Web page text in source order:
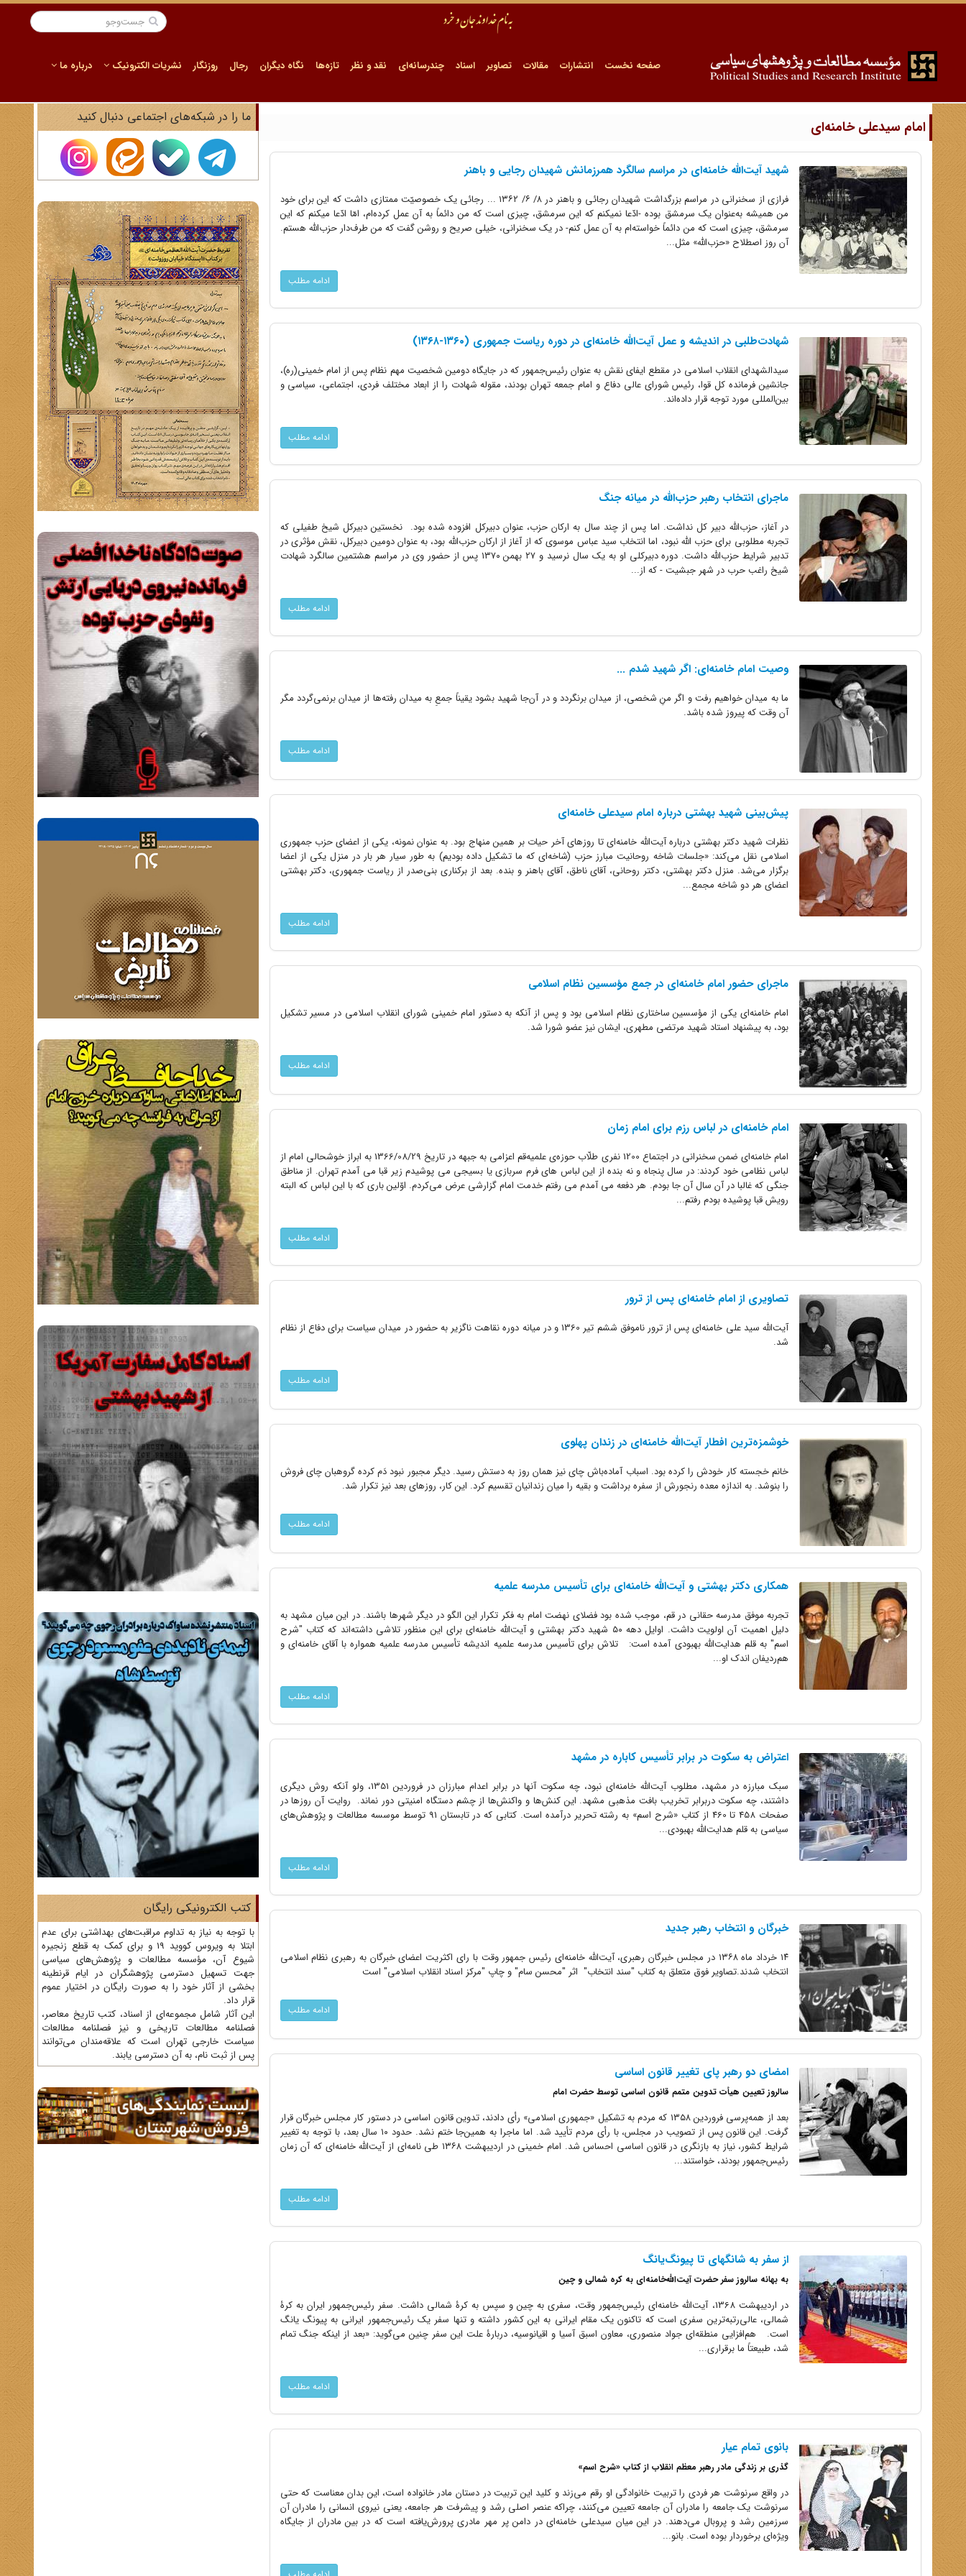
صفحه نخست انتشارات مقالات تصاویر اسناد چندرسانه‌ای نقد و نظر تازه‌ها نگاه دیگران رجال روزنگار نشریات الکترونیک درباره ما
امام سیدعلی خامنه‌ای
شهید آیت‌الله خامنه‌ای در مراسم سالگرد همرزمانش شهیدان رجایی و باهنر
فرازی از سخنرانى در مراسم بزرگداشت شهیدان رجائى و باهنر در ۸/ ۶/ ۱۳۶۲ ... رجائی یک خصوصیّت ممتازی داشت که این برای خود
من همیشه به‌عنوان یک سرمشق بوده -ادّعا نمیکنم که این سرمشق، چیزی است که من دائماً به آن عمل کرده‌ام، امّا ادّعا میکنم که این
سرمشق، چیزی است که من دائماً خواسته‌ام به آن عمل کنم- در یک سخنرانی، خیلی صریح و روشن گفت که من طرف‌دار حزب‌الله هستم.
آن روز اصطلاح «حزب‌الله» مثل...
ادامه مطلب
شهادت‌طلبی در اندیشه و عمل آیت‌الله خامنه‌ای در دوره ریاست جمهوری (۱۳۶۰-۱۳۶۸)
سیدالشهدای انقلاب اسلامی در مقطع ایفای نقش به عنوان رئیس‌جمهور که در جایگاه دومین شخصیت مهم نظام پس از امام خمینی(ره)،
جانشین فرمانده کل قوا، رئیس شورای عالی دفاع و امام جمعه تهران بودند، مقوله شهادت را از ابعاد مختلف فردی، اجتماعی، سیاسی و
بین‌المللی مورد توجه قرار داده‌اند.
ادامه مطلب
ماجرای انتخاب رهبر حزب‌الله در میانه جنگ
در آغاز، حزب‌الله دبیر کل نداشت. اما پس از چند سال به ارکان حزب، عنوان دبیرکل افزوده شده بود. نخستین دبیرکل شیخ طفیلی که
تجربه مطلوبی برای حزب الله نبود، اما انتخاب سید عباس موسوی که از آغاز از ارکان حزب‌الله بود، به عنوان دومین دبیرکل، نقش مؤثری در
تدبیر شرایط حزب‌الله داشت. دوره دبیرکلی او به یک سال نرسید و ۲۷ بهمن ۱۳۷۰ پس از حضور وی در مراسم هشتمین سالگرد شهادت
شیخ راغب حرب در شهر جبشیت - که از...
ادامه مطلب
وصیت امام خامنه‌ای: اگر شهید شدم ...
ما به میدان خواهیم رفت و اگر منِ شخصی، از میدان برنگردد و در آن‌جا شهید بشود یقیناً جمعِ به میدان رفته‌ها از میدان برنمی‌گردد مگر
آن وقت که پیروز شده باشد.
ادامه مطلب
پیش‌بینی شهید بهشتی درباره امام سیدعلی خامنه‌ای
نظرات شهید دکتر بهشتی درباره آیت‌الله خامنه‌ای تا روزهای آخر حیات بر همین منهاج بود. به عنوان نمونه، یکی از اعضای حزب جمهوری
اسلامی نقل می‌کند: «جلسات شاخه روحانیت مبارز حزب (شاخه‌ای که ما تشکیل داده بودیم) به طور سیار هر بار در منزل یکی از اعضا
برگزار می‌شد. منزل دکتر بهشتی، دکتر روحانی، آقای ناطق، آقای باهنر و بنده. بعد از برکناری بنی‌صدر از ریاست جمهوری، دکتر بهشتی
اعضای هر دو شاخه مجمع...
ادامه مطلب
ماجرای حضور امام ‌خامنه‌ای در جمع مؤسسین نظام اسلامی
امام خامنه‌ای یکی از مؤسسین ساختاری نظام اسلامی بود و پس از آنکه به دستور امام خمینی شورای انقلاب اسلامی در مسیر تشکیل
بود، به پیشنهاد استاد شهید مرتضی مطهری، ایشان نیز عضو شورا شد.
ادامه مطلب
امام خامنه‌ای در لباس رزم برای امام زمان
امام خامنه‌ای ضمن سخنرانی در اجتماع 1200 نفری طلّاب حوزه‌ی علمیه‌قم اعزامی به جبهه در تاریخ 1366/08/29 به ابراز خوشحالی امام از
لباس نظامی خود کردند: در سال پنجاه و نه بنده از این لباس های فرم سربازی یا بسیجی می پوشیدم زیر قبا می آمدم تهران. از مناطق
جنگی که غالبا در آن سال آن جا بودم. هر دفعه می آمدم می رفتم خدمت امام گزارشی عرض می‌کردم. اوّلین باری که با این لباس که البته
رویش قبا پوشیده بودم رفتم...
ادامه مطلب
تصاویری از امام خامنه‌ای پس از ترور
آیت‌الله سید علی خامنه‌ای پس از ترور ناموفق ششم تیر 1360 و در میانه دوره نقاهت ناگزیر به حضور در میدان سیاست برای دفاع از نظام
شد.
ادامه مطلب
خوشمزه‌ترین افطار آیت‌الله خامنه‌ای در زندان پهلوی
خانم خجسته کار خودش را کرده بود. اسباب آماده‌باش چای نیز همان روز به دستش رسید. دیگر مجبور نبود دَم کرده گروهبان چای‌ فروش
را بنوشد. به اندازه معده رنجورش از سفره برداشت و بقیه را میان زندانیان تقسیم کرد. این کار، روزهای بعد نیز تکرار شد.
ادامه مطلب
همکاری دکتر بهشتی و آیت‌الله خامنه‌ای برای تأسیس مدرسه علمیه
تجربه موفق مدرسه حقانی در قم، موجب شده بود فضلای نهضت امام به فکر تکرار این الگو در دیگر شهرها باشند. در این میان مشهد به
دلیل اهمیت آن اولویت داشت. اوایل دهه ۵۰ شهید دکتر بهشتی و آیت‌الله خامنه‌ای برای این منظور تلاشی داشته‌اند که کتاب "شرح
اسم" به قلم هدایت‌الله بهبودی آمده است: تلاش برای تأسیس مدرسه علمیه اندیشه تأسیس مدرسه علمیه همواره با آقای خامنه‌ای و
هم‌ردیفان اندک او...
ادامه مطلب
اعتراض به سکوت در برابر تأسیس کاباره در مشهد
سبک مبارزه در مشهد، مطلوب آیت‌الله خامنه‌ای نبود، چه سکوت آنها در برابر اعدام مبارزان در فروردین 1351، ولو آنکه روش دیگری
داشتند، چه سکوت دربرابر تخریب بافت مذهبی مشهد. این کنش‌ها و واکنش‌ها از چشم دستگاه امنیتی دور نماند. روایت‌ آن روزها در
صفحات 458 تا 460 از کتاب «شرح اسم» به رشته تحریر درآمده است. کتابی که در تابستان 91 توسط موسسه مطالعات و پژوهش‌های
سیاسی به قلم هدایت‌الله بهبودی...
ادامه مطلب
خبرگان و انتخاب رهبر جدید
۱۴ خرداد ماه ۱۳۶۸ در مجلس خبرگان رهبری، آیت‌الله خامنه‌ای رئیس جمهور وقت با رای اکثریت اعضای خبرگان به رهبری نظام اسلامی
انتخاب شدند.تصاویر فوق متعلق به کتاب "سند انتخاب" اثر "محسن سام" و چاپ "مرکز اسناد انقلاب اسلامی" است
ادامه مطلب
امضای دو رهبر پای تغییر قانون اساسی
سالروز تعیین هیأت تدوین متمم قانون اساسی توسط حضرت امام
بعد از همه‌پرسی فروردین ۱۳۵۸ که مردم به تشکیل «جمهوری اسلامی» رأی دادند، تدوین قانون اساسی در دستور کار مجلس خبرگان قرار
گرفت. این قانون پس از تصویب در مجلس، با رأی مردم تأیید شد. اما ماجرا به همین‌جا ختم نشد. حدود ۱۰ سال بعد، با توجه به تغییر
شرایط کشور، نیاز به بازنگری در قانون اساسی احساس شد. امام خمینی در اردیبهشت ۱۳۶۸ طی نامه‌ای از آیت‌الله خامنه‌ای که آن زمان
رئیس‌جمهور بودند، خواستند...
ادامه مطلب
از سفر به شانگهای تا پیونگ‌یانگ
به بهانه سالروز سفر حضرت آیت‌الله‌خامنه‌ای به کره شمالی و چین
در اردیبهشت 1368، آیت‌الله خامنه‌ای رئیس‌جمهور وقت، سفری به چین و سپس به کرۀ شمالی داشت. سفر رئیس‌جمهور ایران به کرۀ
شمالی، عالی‌رتبه‌ترین سفری است که تاکنون یک مقام ایرانی به این کشور داشته و تنها سفر یک رئیس‌جمهور ایرانی به پیونگ یانگ
است. هم‌افزایی منطقه‌ای جواد منصوری، معاون اسبق آسیا و اقیانوسیه، دربارۀ علت این سفر چنین می‌گوید: «بعد از اینکه جنگ تمام
شد، طبیعتاً ما برقراری...
ادامه مطلب
بانوی تمام عیار
گذری بر زندگی مادر رهبر معظم انقلاب از کتاب «شرح اسم»
در واقع سرنوشت هر فردی را تربیت خانوادگی او رقم می‌زند و کلید این تربیت در دستان مادر خانواده است، این بدان معناست که حتی
سرنوشت یک جامعه را مادران آن جامعه تعیین می‌کنند، چراکه عنصر اصلی رشد و پیشرفت هر جامعه، یعنی نیروی انسانی را مادران آن
سرزمین رشد و پروبال می‌دهند. در این میان سیدعلی خامنه‌ای در دامن پر مهر مادری پرورش‌یافته است که در بین مادران از جایگاه
ویژه‌ای برخوردار بوده است. بانو...
ما را در شبکه‌های اجتماعی دنبال کنید
کتب الکترونیکی رایگان
با توجه به نیاز به تداوم مراقبت‌های بهداشتی برای عدم
ابتلا به ویروس کووید 19 و برای کمک به قطع زنجیره
شیوع آن، مؤسسه مطالعات و پژوهش‌های سیاسی
جهت تسهیل دسترسی پژوهشگران در ایام قرنطینه
بخشی از آثار خود را به صورت رایگان در اختیار عموم
قرار داد.
این آثار شامل مجموعه‌ای از اسناد، کتب تاریخ معاصر،
فصلنامه‌ مطالعات تاریخی و نیز فصلنامه مطالعات
سیاست خارجی تهران است که علاقه‌مندان می‌توانند
پس از ثبت نام، به آن دسترسی یابند.